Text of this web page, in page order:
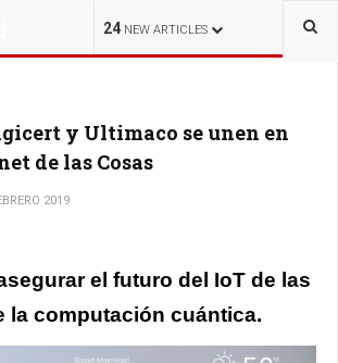
24 NEW ARTICLES
y Ultimaco se unen en
de las Cosas
2019
el futuro del IoT de las
la computación cuántica.